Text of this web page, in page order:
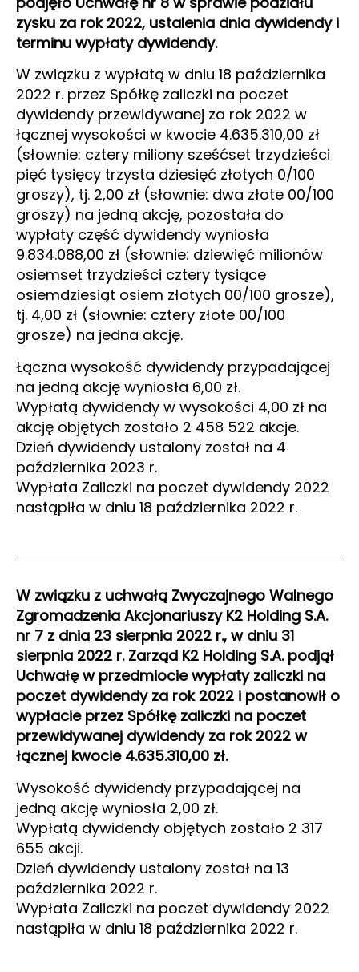
zysku za rok 2022, ustalenia dnia dywidendy i
terminu wypłaty dywidendy.
W związku z wypłatą w dniu 18 października
2022 r. przez Spółkę zaliczki na poczet
dywidendy przewidywanej za rok 2022 w
łącznej wysokości w kwocie 4.635.310,00 zł
(słownie: cztery miliony sześćset trzydzieści
pięć tysięcy trzysta dziesięć złotych 0/100
groszy), tj. 2,00 zł (słownie: dwa złote 00/100
groszy) na jedną akcję, pozostała do
wypłaty część dywidendy wyniosła
9.834.088,00 zł (słownie: dziewięć milionów
osiemset trzydzieści cztery tysiące
osiemdziesiąt osiem złotych 00/100 grosze),
tj. 4,00 zł (słownie: cztery złote 00/100
grosze) na jedna akcję.
Łączna wysokość dywidendy przypadającej
na jedną akcję wyniosła 6,00 zł.
Wypłatą dywidendy w wysokości 4,00 zł na
akcję objętych zostało 2 458 522 akcje.
Dzień dywidendy ustalony został na 4
października 2023 r.
Wypłata Zaliczki na poczet dywidendy 2022
nastąpiła w dniu 18 października 2022 r.
W związku z uchwałą Zwyczajnego Walnego
Zgromadzenia Akcjonariuszy K2 Holding S.A.
nr 7 z dnia 23 sierpnia 2022 r., w dniu 31
sierpnia 2022 r. Zarząd K2 Holding S.A. podjął
Uchwałę w przedmiocie wypłaty zaliczki na
poczet dywidendy za rok 2022 i postanowił o
wypłacie przez Spółkę zaliczki na poczet
przewidywanej dywidendy za rok 2022 w
łącznej kwocie 4.635.310,00 zł.
Wysokość dywidendy przypadającej na
jedną akcję wyniosła 2,00 zł.
Wypłatą dywidendy objętych zostało 2 317
655 akcji.
Dzień dywidendy ustalony został na 13
października 2022 r.
Wypłata Zaliczki na poczet dywidendy 2022
nastąpiła w dniu 18 października 2022 r.